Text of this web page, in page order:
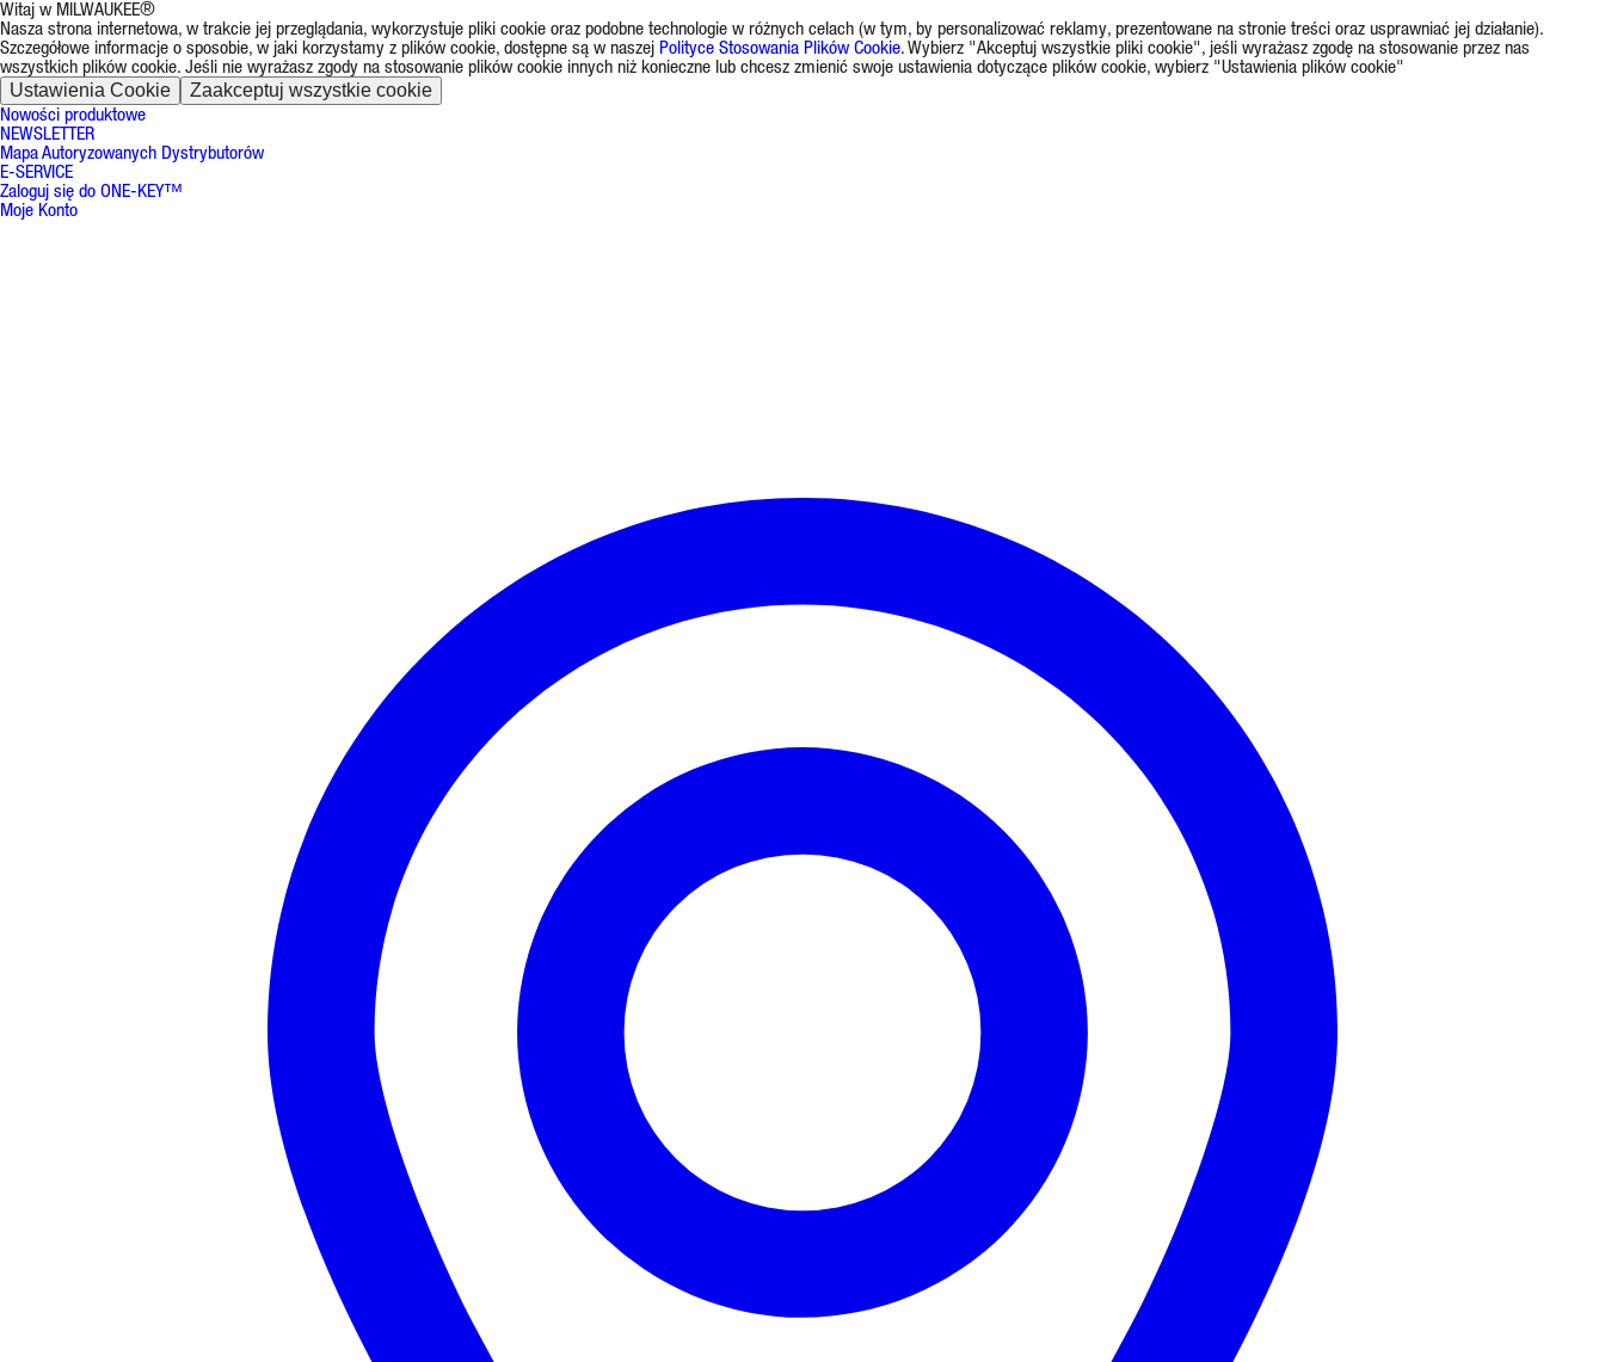
Witaj w MILWAUKEE®
Nasza strona internetowa, w trakcie jej przeglądania, wykorzystuje pliki cookie oraz podobne technologie w różnych celach (w tym, by personalizować reklamy, prezentowane na stronie treści oraz usprawniać jej działanie).
Szczegółowe informacje o sposobie, w jaki korzystamy z plików cookie, dostępne są w naszej Polityce Stosowania Plików Cookie. Wybierz "Akceptuj wszystkie pliki cookie", jeśli wyrażasz zgodę na stosowanie przez nas
wszystkich plików cookie. Jeśli nie wyrażasz zgody na stosowanie plików cookie innych niż konieczne lub chcesz zmienić swoje ustawienia dotyczące plików cookie, wybierz "Ustawienia plików cookie"
Ustawienia Cookie Zaakceptuj wszystkie cookie
Nowości produktowe
NEWSLETTER
Mapa Autoryzowanych Dystrybutorów
E-SERVICE
Zaloguj się do ONE-KEY™
Moje Konto